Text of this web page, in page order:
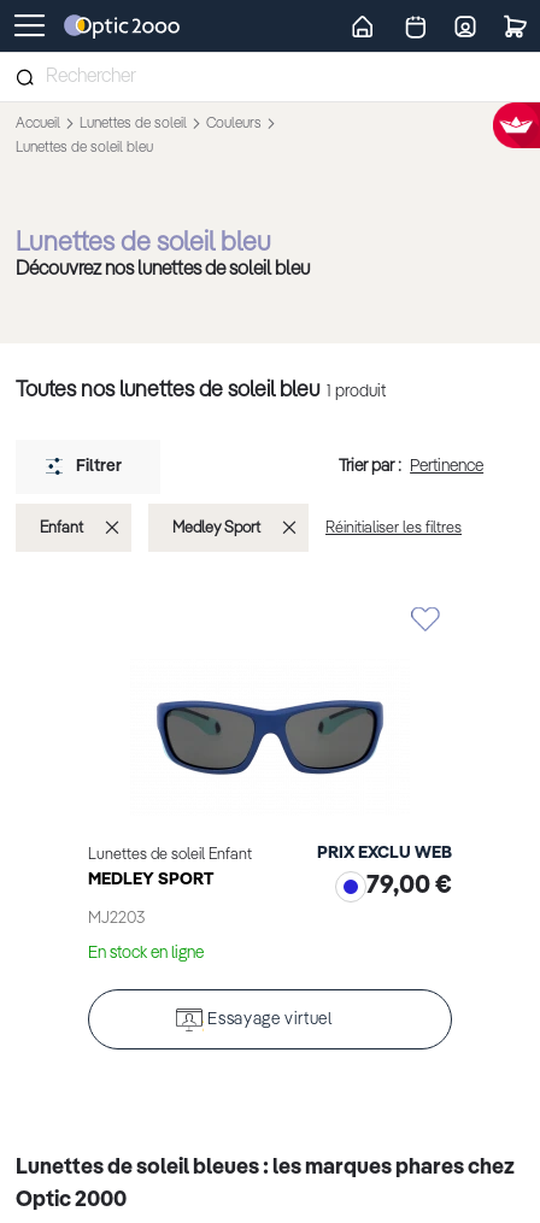
Retour vers la page d'accueil
Accueil Lunettes de soleil
Couleurs
Lunettes de soleil bleu
Lunettes de soleil bleu
Découvrez nos lunettes de soleil bleu
Toutes nos lunettes de soleil bleu produit
Lunettes de soleil Enfant
MEDLEY SPORT
MJ2203
PRIX EXCLU WEB
79,00 €
En stock en ligne
Essayage virtuel
Lunettes de soleil bleues : les marques phares chez
Optic 2000
Filtrer Trier par :
Enfant SupprimerMedley Sport Supprimer
Réinitialiser les filtres